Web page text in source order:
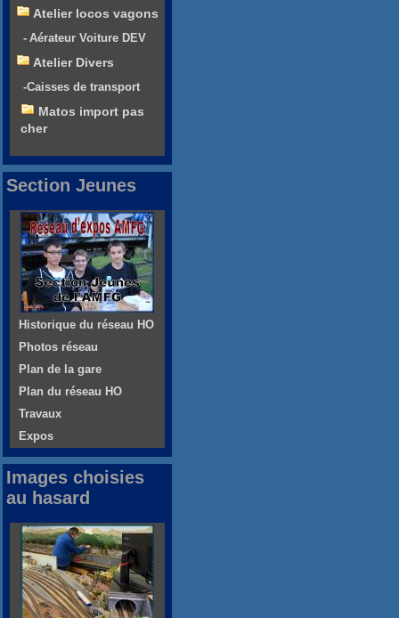
Atelier locos vagons
- Aérateur Voiture DEV
Atelier Divers
-Caisses de transport
Matos import pas
cher
Section Jeunes
Historique du réseau HO
Photos réseau
Plan de la gare
Plan du réseau HO
Travaux
Expos
Images choisies
au hasard